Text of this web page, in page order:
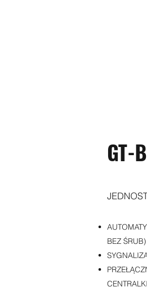
GT-
BEZ ŚRUB)
CENTRALKI